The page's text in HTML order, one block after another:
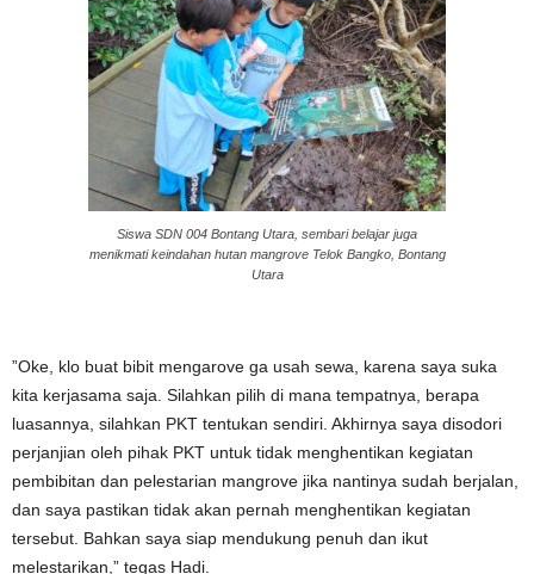
Siswa SDN 004 Bontang Utara, sembari belajar juga
menikmati keindahan hutan mangrove Telok Bangko, Bontang
Utara
”Oke, klo buat bibit mengarove ga usah sewa, karena saya suka
kita kerjasama saja. Silahkan pilih di mana tempatnya, berapa
luasannya, silahkan PKT tentukan sendiri. Akhirnya saya disodori
perjanjian oleh pihak PKT untuk tidak menghentikan kegiatan
pembibitan dan pelestarian mangrove jika nantinya sudah berjalan,
dan saya pastikan tidak akan pernah menghentikan kegiatan
tersebut. Bahkan saya siap mendukung penuh dan ikut
melestarikan,” tegas Hadi.